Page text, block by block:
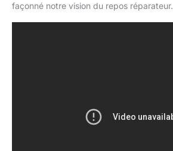
façonné notre vision du repos réparateur.